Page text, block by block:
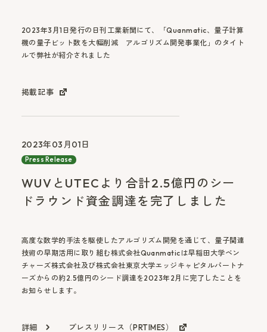
2023年3月1日発行の日刊工業新聞にて、「Quanmatic、量子計算
機の量子ビット数を大幅削減 アルゴリズム開発事業化」のタイト
ルで弊社が紹介されました
掲載記事
2023年03月01日
Press Release
WUVとUTECより合計2.5億円のシー
ドラウンド資金調達を完了しました
​高度な数学的手法を駆使したアルゴリズム開発を通じて、量子関連
技術の早期活用に取り組む株式会社Quanmaticは早稲田大学ベン
チャーズ株式会社及び株式会社東京大学エッジキャピタルパートナ
ーズからの約2.5億円のシード調達を2023年2月に完了したことを
お知らせします。
詳細 プレスリリース（PRTIMES）